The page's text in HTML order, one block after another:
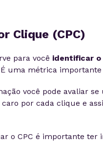
Clique (CPC)
para você identificar o
uma métrica
você pode avaliar
por cada clique e
o CPC é importante ter